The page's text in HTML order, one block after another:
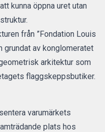
kunna öppna uret utan
från ”Fondation Louis
grundat av konglomeratet
arkitektur som
flaggskeppsbutiker.
varumärkets
plats hos